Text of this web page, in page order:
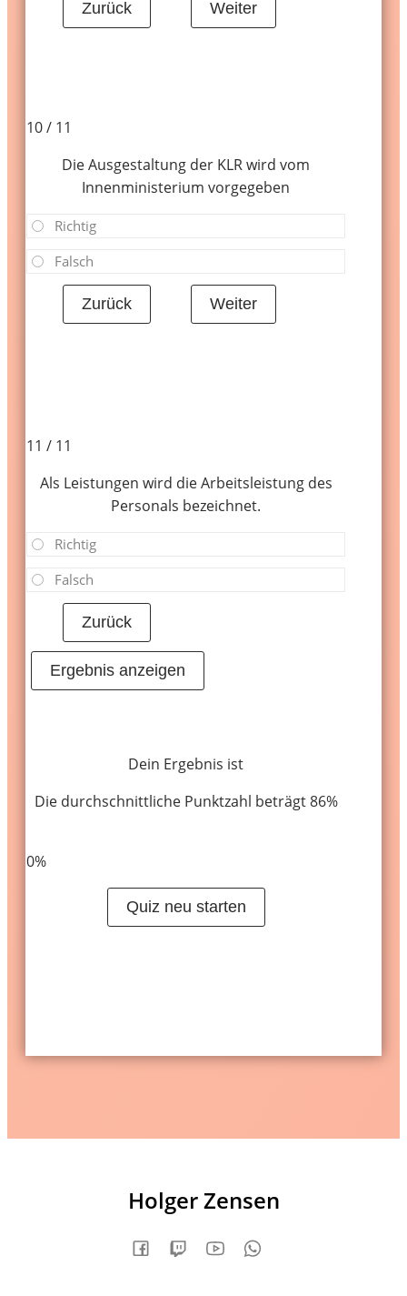
10 / 11
Die Ausgestaltung der KLR wird vom
Innenministerium vorgegeben
Richtig
Falsch
11 / 11
Als Leistungen wird die Arbeitsleistung des
Personals bezeichnet.
Richtig
Falsch
Dein Ergebnis ist
Die durchschnittliche Punktzahl beträgt 86%
0%
Quiz neu starten
Holger Zensen